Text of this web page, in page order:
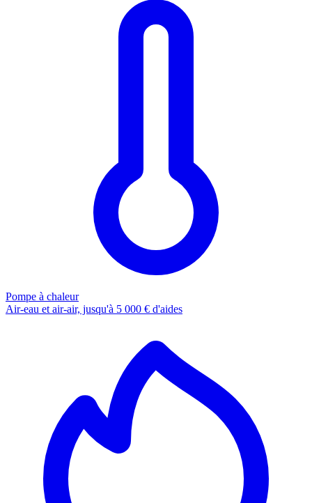
Pompe à chaleur
Air-eau et air-air, jusqu'à 5 000 € d'aides